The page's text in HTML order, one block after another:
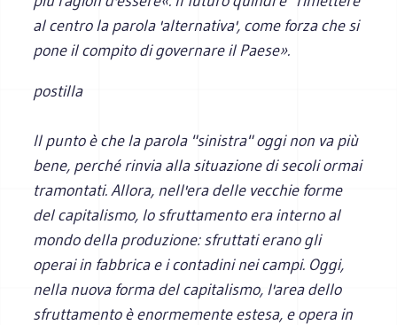
al centro la parola 'alternativa', come forza che si
pone il compito di governare il Paese».
postilla
Il punto è che la parola "sinistra" oggi non va più
bene, perché rinvia alla situazione di secoli ormai
tramontati. Allora, nell'era delle vecchie forme
del capitalismo, lo sfruttamento era interno al
mondo della produzione: sfruttati erano gli
operai in fabbrica e i contadini nei campi. Oggi,
nella nuova forma del capitalismo, l'area dello
sfruttamento è enormemente estesa, e opera in